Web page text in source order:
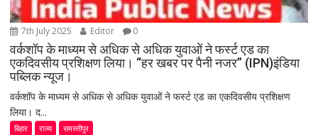
7th July 2025 Editor 0
वर्कशॉप के माध्यम से अधिक से अधिक युवाओं ने फर्स्ट एड का
एकदिवसीय प्रशिक्षण लिया। “हर खबर पर पैनी नजर” (IPN)इंडिया
पब्लिक न्यूज।
वर्कशॉप के माध्यम से अधिक से अधिक युवाओं ने फर्स्ट एड का एकदिवसीय प्रशिक्षण
लिया। द...
बिहार राज्य समस्तीपुर